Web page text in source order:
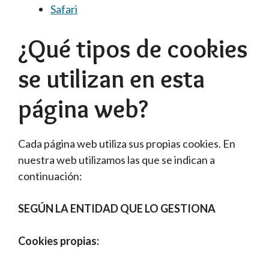
Safari
¿Qué tipos de cookies
se utilizan en esta
página web?
Cada página web utiliza sus propias cookies. En
nuestra web utilizamos las que se indican a
continuación:
SEGÚN LA ENTIDAD QUE LO GESTIONA
Cookies propias: